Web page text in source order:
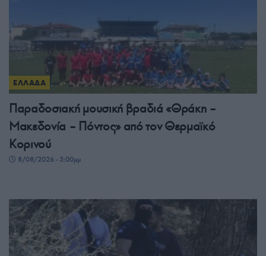
ΕΛΛΑΔΑ
Παραδοσιακή μουσική βραδιά «Θράκη –
Μακεδονία – Πόντος» από τον Θερμαϊκό
Κορινού
8/08/2026 - 3:00μμ